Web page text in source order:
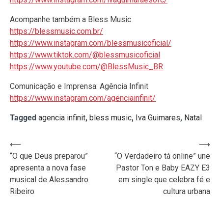
Acompanhe também a Bless Music
https://blessmusic.com.br/
https://www.instagram.com/blessmusicoficial/
https://www.tiktok.com/@blessmusicoficial
https://www.youtube.com/@BlessMusic_BR
Comunicação e Imprensa: Agência Infinit
https://www.instagram.com/agenciainfinit/
Tagged agencia infinit, bless music, Iva Guimares, Natal
Navegação
de
Post
⟵
“O que Deus preparou”
apresenta a nova fase
musical de Alessandro
Ribeiro
“O Verdadeiro tá online” une
Pastor Ton e Baby EAZY E3
em single que celebra fé e
cultura urbana
⟶